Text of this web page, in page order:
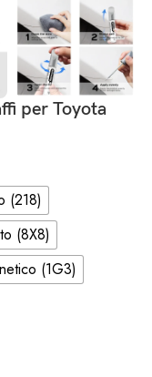
per Toyota
(218)
(8X8)
(1G3)